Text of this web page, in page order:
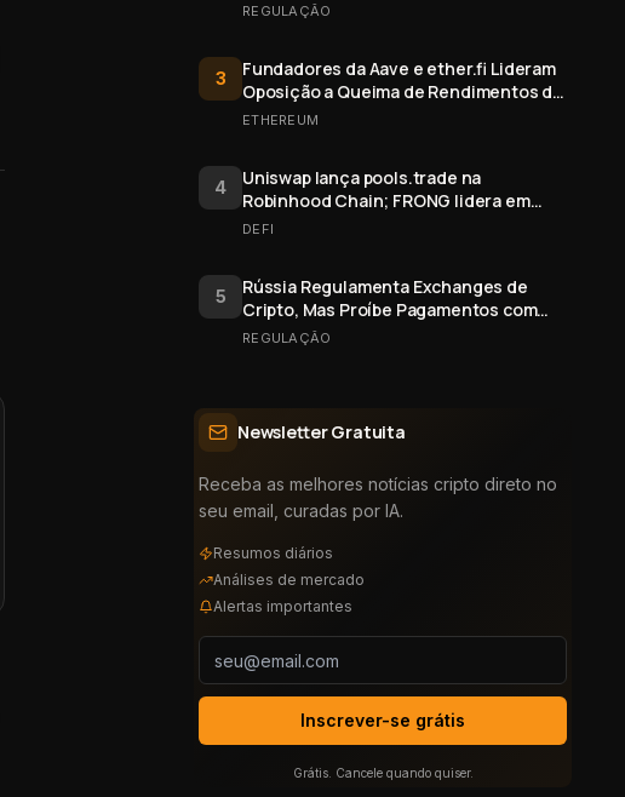
REGULAÇÃO
3
Fundadores da Aave e ether.fi Lideram
Oposição a Queima de Rendimentos de
Staking do Ethereum
ETHEREUM
4
Uniswap lança pools.trade na
Robinhood Chain; FRONG lidera em
DEFI
5
Rússia Regulamenta Exchanges de
Cripto, Mas Proíbe Pagamentos com
Bitcoin
REGULAÇÃO
Newsletter Gratuita
Receba as melhores notícias cripto direto no
seu email, curadas por IA.
Resumos diários
Análises de mercado
Alertas importantes
Inscrever-se grátis
Grátis. Cancele quando quiser.